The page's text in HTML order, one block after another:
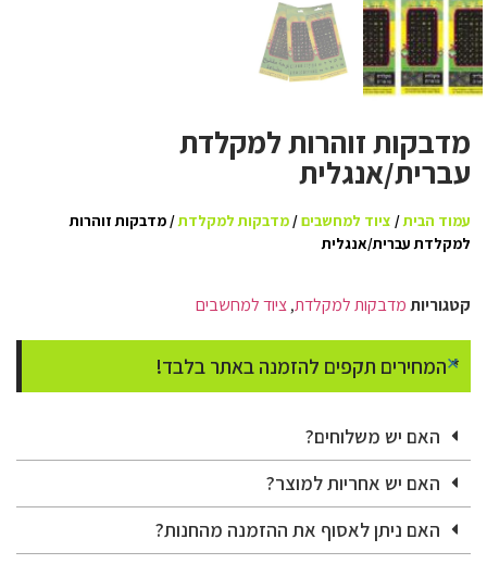
מדבקות זוהרות למקלדת
עברית/אנגלית
עמוד הבית/ ציוד למחשבים/ מדבקות למקלדת/ מדבקות זוהרות
למקלדת עברית/אנגלית
קטגוריותמדבקות למקלדת,ציוד למחשבים
* המחירים תקפים להזמנה באתר בלבד!
×
האם יש משלוחים?
האם יש אחריות למוצר?
האם ניתן לאסוף את ההזמנה מהחנות?